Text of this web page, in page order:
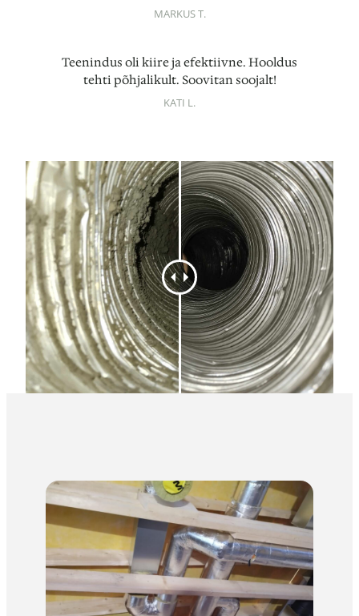
MARKUS T.
Teenindus oli kiire ja efektiivne. Hooldus
tehti põhjalikult. Soovitan soojalt!
KATI L.